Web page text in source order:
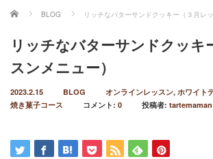
ホーム BLOG リッチなバターサンドクッキー（３月レ
リッチなバターサンドクッキ
スンメニュー）
2023.2.15 BLOG オンラインレッスン, ホワイト
焼き菓子コース
コメント: 0 投稿者: tartemaman